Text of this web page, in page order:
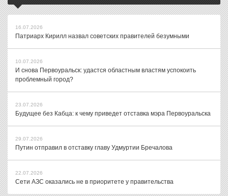
16.07.2026
Патриарх Кирилл назвал советских правителей безумными
10.07.2026
И снова Первоуральск: удастся областным властям успокоить
проблемный город?
23.07.2026
Будущее без Кабца: к чему приведет отставка мэра Первоуральска
29.07.2026
Путин отправил в отставку главу Удмуртии Бречалова
22.07.2026
Сети АЗС оказались не в приоритете у правительства